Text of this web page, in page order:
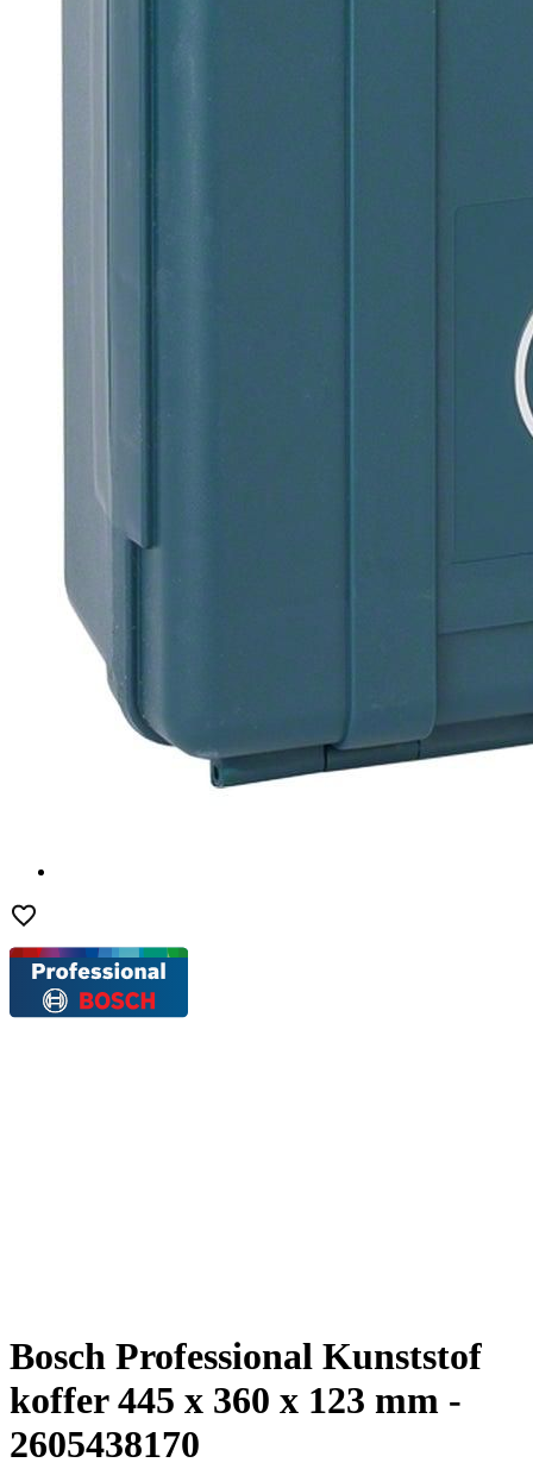
Bosch Professional Kunststof
koffer 445 x 360 x 123 mm -
2605438170